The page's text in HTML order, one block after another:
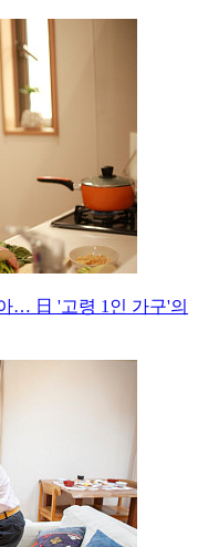
… 日 '고령 1인 가구'의